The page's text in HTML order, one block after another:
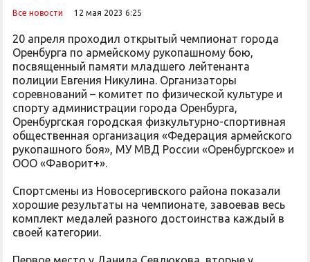
Все новости 12 мая 2023 6:25
20 апреля проходил открытый чемпионат города
Оренбурга по армейскому рукопашному бою,
посвященный памяти младшего лейтенанта
полиции Евгения Никулина. Организаторы
соревнований – комитет по физической культуре и
спорту администрации города Оренбурга,
Оренбургская городская физкультурно-спортивная
общественная организация «Федерация армейского
рукопашного боя», МУ МВД России «Оренбургское» и
ООО «Фаворит+».
Спортсмены из Новосергивского района показали
хорошие результаты на чемпионате, завоевав весь
комплект медалей разного достоинства каждый в
своей категории.